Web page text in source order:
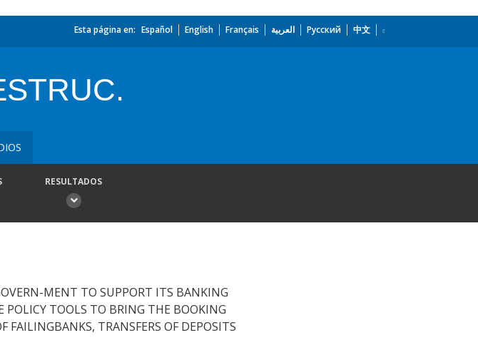
Esta página en: Español English Français العربية Русский 中文
RESULTADOS
MENT TO SUPPORT ITS BANKING
POLICY TOOLS TO BRING THE BOOKING
FAILINGBANKS, TRANSFERS OF DEPOSITS